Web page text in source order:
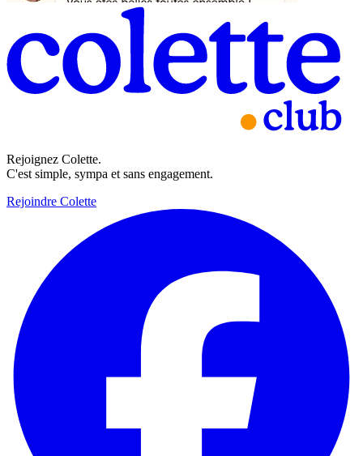
Rejoignez Colette.
C'est simple, sympa et sans engagement.
Rejoindre Colette